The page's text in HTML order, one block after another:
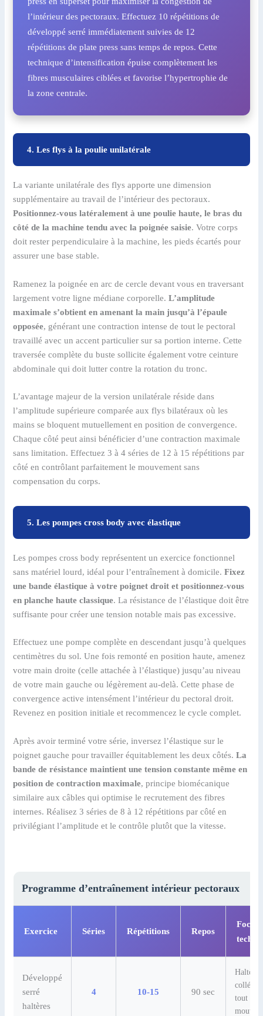
l’intérieur des pectoraux. Effectuez 10 répétitions de
développé serré immédiatement suivies de 12
répétitions de plate press sans temps de repos. Cette
technique d’intensification épuise complètement les
fibres musculaires ciblées et favorise l’hypertrophie de
la zone centrale.
4. Les flys à la poulie unilatérale
La variante unilatérale des flys apporte une dimension
supplémentaire au travail de l’intérieur des pectoraux.
Positionnez-vous latéralement à une poulie haute, le bras du
côté de la machine tendu avec la poignée saisie. Votre corps
doit rester perpendiculaire à la machine, les pieds écartés pour
assurer une base stable.
Ramenez la poignée en arc de cercle devant vous en traversant
largement votre ligne médiane corporelle.L’amplitude
maximale s’obtient en amenant la main jusqu’à l’épaule
opposée, générant une contraction intense de tout le pectoral
travaillé avec un accent particulier sur sa portion interne. Cette
traversée complète du buste sollicite également votre ceinture
abdominale qui doit lutter contre la rotation du tronc.
L’avantage majeur de la version unilatérale réside dans
l’amplitude supérieure comparée aux flys bilatéraux où les
mains se bloquent mutuellement en position de convergence.
Chaque côté peut ainsi bénéficier d’une contraction maximale
sans limitation. Effectuez 3 à 4 séries de 12 à 15 répétitions par
côté en contrôlant parfaitement le mouvement sans
compensation du corps.
5. Les pompes cross body avec élastique
Les pompes cross body représentent un exercice fonctionnel
sans matériel lourd, idéal pour l’entraînement à domicile.Fixez
une bande élastique à votre poignet droit et positionnez-vous
en planche haute classique. La résistance de l’élastique doit être
suffisante pour créer une tension notable mais pas excessive.
Effectuez une pompe complète en descendant jusqu’à quelques
centimètres du sol. Une fois remonté en position haute, amenez
votre main droite (celle attachée à l’élastique) jusqu’au niveau
de votre main gauche ou légèrement au-delà. Cette phase de
convergence active intensément l’intérieur du pectoral droit.
Revenez en position initiale et recommencez le cycle complet.
Après avoir terminé votre série, inversez l’élastique sur le
poignet gauche pour travailler équitablement les deux côtés.La
bande de résistance maintient une tension constante même en
position de contraction maximale, principe biomécanique
similaire aux câbles qui optimise le recrutement des fibres
internes. Réalisez 3 séries de 8 à 12 répétitions par côté en
privilégiant l’amplitude et le contrôle plutôt que la vitesse.
Programme d’entraînement intérieur pectoraux
Exercice Séries Répétitions Repos
Focus
Développé
serré
haltères
4 10-15 90 sec
Haltères
collés
tout le